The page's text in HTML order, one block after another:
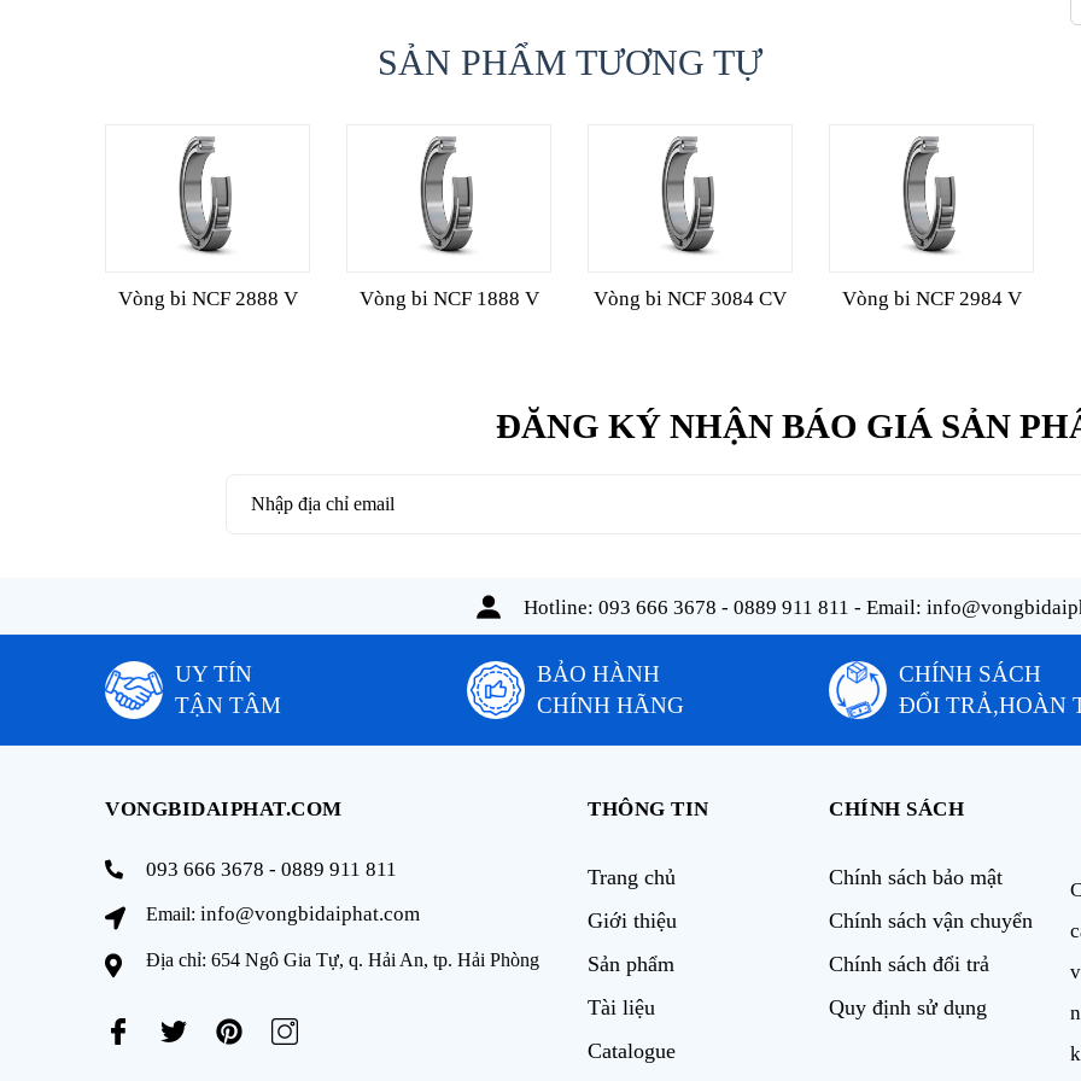
SẢN PHẨM TƯƠNG TỰ
Vòng bi NCF 2888 V Vòng bi NCF 1888 V Vòng bi NCF 3084 CV Vòng bi NCF 2984 V
ĐĂNG KÝ NHẬN BÁO GIÁ SẢN
Hotline: 093 666 3678 - 0889 911 811 - Email:
UY TÍN
TẬN TÂM
BẢO HÀNH
CHÍNH HÃNG
CHÍNH SÁCH
ĐỔI TRẢ,HOÀN
VONGBIDAIPHAT.COM
093 666 3678 - 0889 911 811
Email: info@vongbidaiphat.com
Địa chỉ: 654 Ngô Gia Tự, q. Hải An, tp. Hải Phòng
THÔNG TIN
Trang chủ
Giới thiệu
Sản phẩm
Tài liệu
Catalogue
CHÍNH SÁCH
Chính sách bảo mật
Chính sách vận chuyển
Chính sách đổi trả
Quy định sử dụng